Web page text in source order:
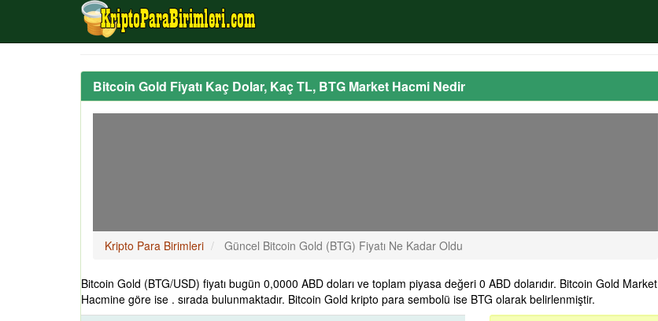
Bitcoin Gold Fiyatı Kaç Dolar, Kaç TL, BTG Market Hacmi Nedir
Kripto Para Birimleri Güncel Bitcoin Gold (BTG) Fiyatı Ne Kadar Oldu
Bitcoin Gold (BTG/USD) fiyatı bugün 0,0000 ABD doları ve toplam piyasa değeri 0 ABD dolarıdır. Bitcoin Gold Market
Hacmine göre ise . sırada bulunmaktadır. Bitcoin Gold kripto para sembolü ise BTG olarak belirlenmiştir.